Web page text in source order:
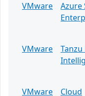
VMware
Azure
VMware
Tanzu
VMware
Cloud